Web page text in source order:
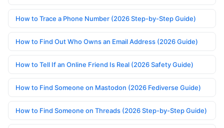
How to Trace a Phone Number (2026 Step-by-Step Guide)
How to Find Out Who Owns an Email Address (2026 Guide)
How to Tell If an Online Friend Is Real (2026 Safety Guide)
How to Find Someone on Mastodon (2026 Fediverse Guide)
How to Find Someone on Threads (2026 Step-by-Step Guide)